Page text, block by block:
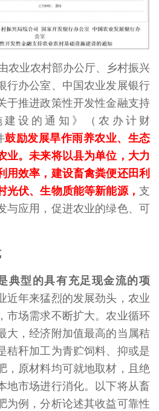
农业农村部办公厅、乡村振兴
行办公室、中国农业发展银行
于推进政策性开发性金融支持
设的通知》（农办计财
鼓励发展旱作雨养农业、生态
业。未来将以县为单位，大力
用效率，建设畜禽粪便还田利
光伏、生物质能等新能源， 支
与应用，促进农业的绿色、可
典型的具有充足现金流的项
近年来猛烈的发展劲头，农业
市场需求不断扩大。农业循环
大，经济附加值最高的当属秸
秸秆加工为青贮饲料、抑或是
，原材料均可就地取材，且绝
地市场进行消化。以下将从畜
为例，分析论述其收益可靠性